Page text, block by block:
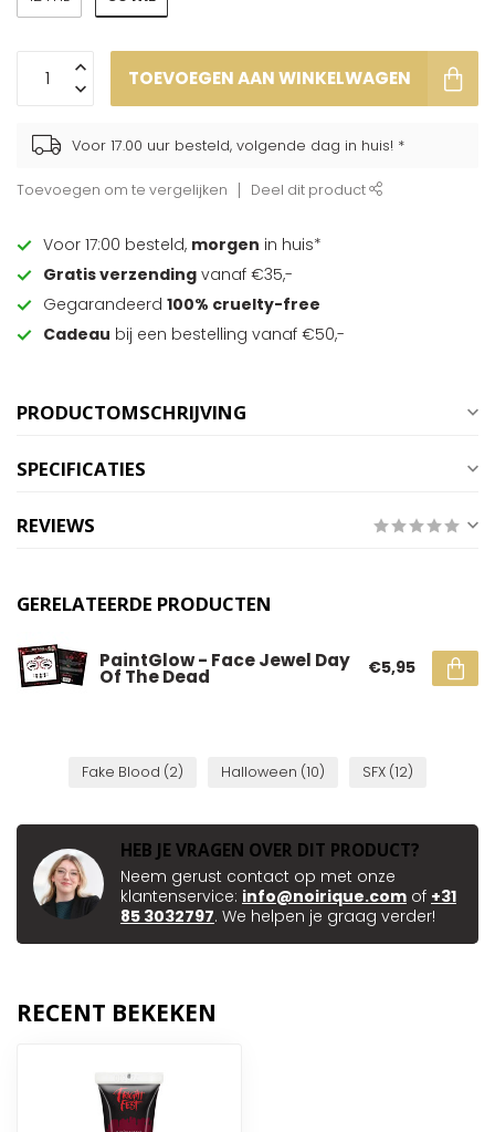
TOEVOEGEN AAN WINKELWAGEN
Voor 17.00 uur besteld, volgende dag in huis! *
Toevoegen om te vergelijken Deel dit product
Voor 17:00 besteld, morgen in huis*
Gratis verzending vanaf €35,-
Gegarandeerd 100% cruelty-free
Cadeau bij een bestelling vanaf €50,-
PRODUCTOMSCHRIJVING
SPECIFICATIES
REVIEWS
GERELATEERDE PRODUCTEN
PaintGlow - Face Jewel Day
Of The Dead €5,95
Fake Blood (2) Halloween (10) SFX (12)
HEB JE VRAGEN OVER DIT PRODUCT?
Neem gerust contact op met onze
klantenservice: info@noirique.com of +31
85 3032797. We helpen je graag verder!
RECENT BEKEKEN